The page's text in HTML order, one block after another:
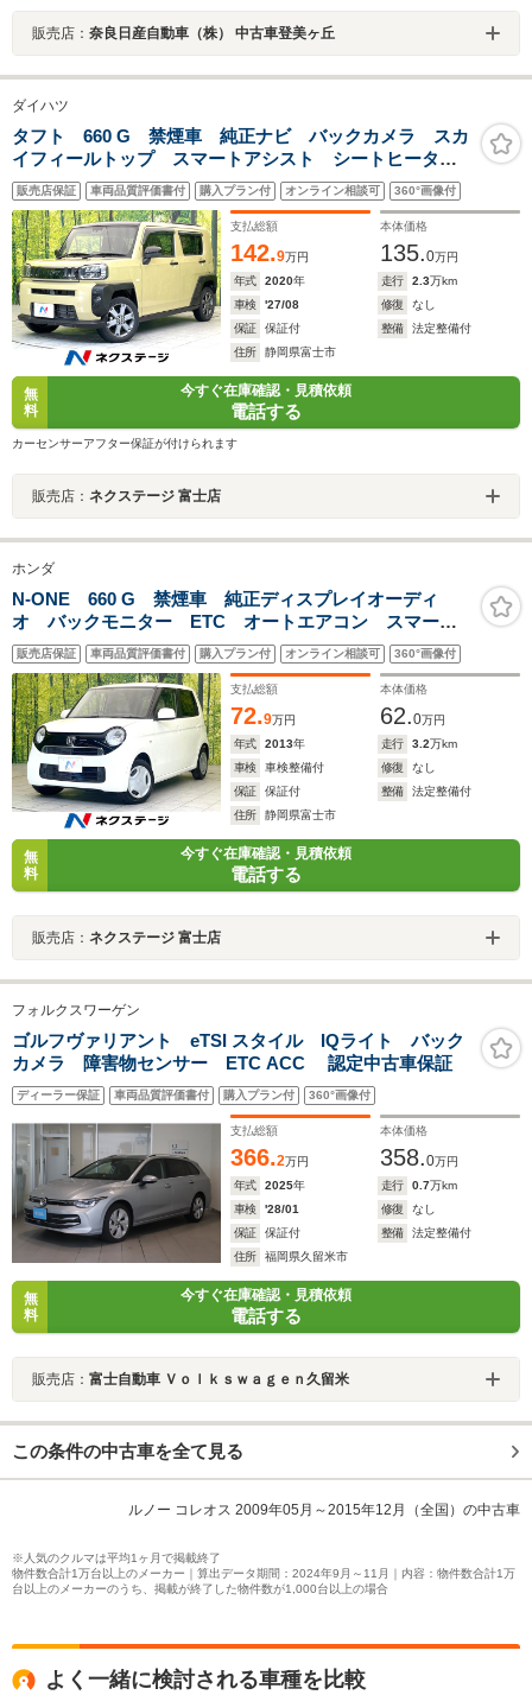
販売店： 奈良日産自動車（株） 中古車登美ヶ丘
ダイハツ
タフト 660 G 禁煙車 純正ナビ バックカメラ スカ
イフィールトップ スマートアシスト シートヒータ
ー ETC スマートキー LEDヘッド オートライト
オートエアコン アイドリングストップ 電動格納ミラ
ー
販売店保証 車両品質評価書付 購入プラン付 オンライン相談可 360°画像付
支払総額
142.9万円
本体価格
135.0万円
年式
2020年 走行 2.3万km
車検
'27/08 修復
なし
保証
保証付 整備
法定整備付
住所
静岡県富士市
無
料
今すぐ在庫確認・見積依頼
電話する
カーセンサーアフター保証が付けられます
販売店： ネクステージ 富士店
ホンダ
N-ONE 660 G 禁煙車 純正ディスプレイオーディ
オ バックモニター ETC オートエアコン スマート
キー Bluetooth HDMI端子 ヘッドライトレベライザ
ー 電動格納ミラー アームスト ベンチシート
販売店保証 車両品質評価書付 購入プラン付 オンライン相談可 360°画像付
支払総額
72.9万円
本体価格
62.0万円
年式
2013年 走行 3.2万km
車検
車検整備付 修復
なし
保証
保証付 整備
法定整備付
住所
静岡県富士市
無
料
今すぐ在庫確認・見積依頼
電話する
販売店： ネクステージ 富士店
フォルクスワーゲン
ゴルフヴァリアント eTSI スタイル IQライト バック
カメラ 障害物センサー ETC ACC 認定中古車保証
ディーラー保証 車両品質評価書付 購入プラン付 360°画像付
支払総額
366.2万円
本体価格
358.0万円
年式
2025年 走行 0.7万km
車検
'28/01 修復
なし
保証
保証付 整備
法定整備付
住所
福岡県久留米市
無
料
今すぐ在庫確認・見積依頼
電話する
販売店： 富士自動車 Ｖｏｌｋｓｗａｇｅｎ久留米
この条件の中古車を全て見る
ルノー コレオス 2009年05月～2015年12月（全国）の中古車
※人気のクルマは平均1ヶ月で掲載終了
物件数合計1万台以上のメーカー｜算出データ期間：2024年9月～11月｜内容：物件数合計1万
台以上のメーカーのうち、掲載が終了した物件数が1,000台以上の場合
よく一緒に検討される車種を比較